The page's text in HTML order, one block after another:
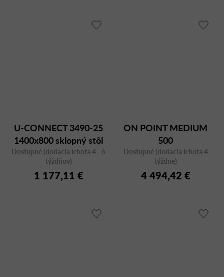
U-CONNECT 3490-25
1400x800 sklopný stôl
Dostupné (dodacia lehota 4 - 6
týždňov)
1 177,11 €
ON POINT MEDIUM
500
Dostupné (dodacia lehota 4
týždne)
4 494,42 €